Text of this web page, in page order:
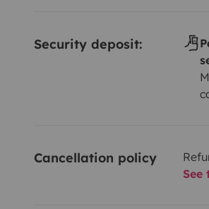
Security deposit:
Cancellation policy
See